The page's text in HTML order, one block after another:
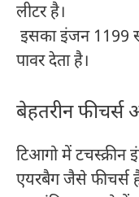
लीटर है।
इसका इंजन 1199
पावर देता है।
बेहतरीन फीचर्स
टिआगो में टचस्क्रीन
एयरबैग जैसे फीचर्स